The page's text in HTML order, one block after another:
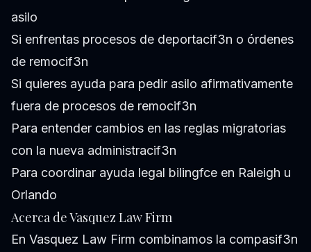
asilo
Si enfrentas procesos de deportacif3n o órdenes
de remocif3n
Si quieres ayuda para pedir asilo afirmativamente
fuera de procesos de remocif3n
Para entender cambios en las reglas migratorias
con la nueva administracif3n
Para coordinar ayuda legal bilingfce en Raleigh u
Orlando
Acerca de Vasquez Law Firm
En Vasquez Law Firm combinamos la compasif3n